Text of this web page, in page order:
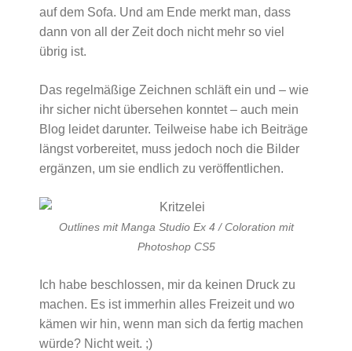
auf dem Sofa. Und am Ende merkt man, dass
dann von all der Zeit doch nicht mehr so viel
übrig ist.
Das regelmäßige Zeichnen schläft ein und – wie
ihr sicher nicht übersehen konntet – auch mein
Blog leidet darunter. Teilweise habe ich Beiträge
längst vorbereitet, muss jedoch noch die Bilder
ergänzen, um sie endlich zu veröffentlichen.
Outlines mit Manga Studio Ex 4 / Coloration mit
Photoshop CS5
Ich habe beschlossen, mir da keinen Druck zu
machen. Es ist immerhin alles Freizeit und wo
kämen wir hin, wenn man sich da fertig machen
würde? Nicht weit. ;)